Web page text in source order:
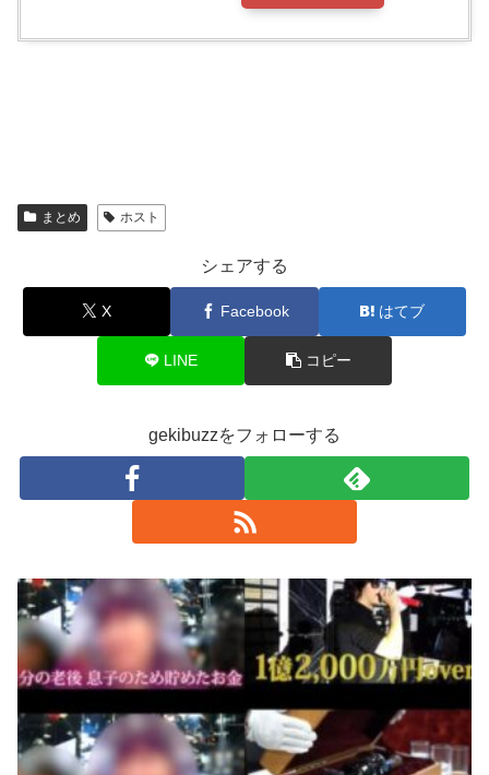
まとめ ホスト
シェアする
X Facebook はてブ
LINE コピー
gekibuzzをフォローする